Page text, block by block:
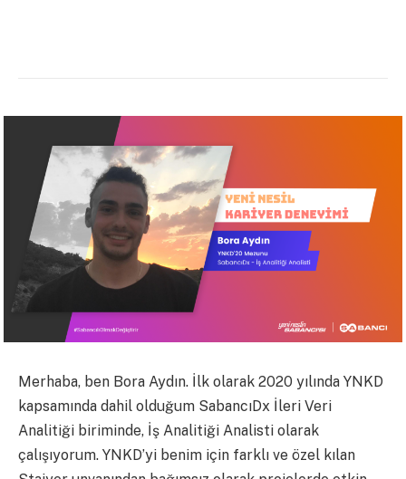
Merhaba, ben Bora Aydın. İlk olarak 2020 yılında YNKD
kapsamında dahil olduğum SabancıDx İleri Veri
Analitiği biriminde, İş Analitiği Analisti olarak
çalışıyorum. YNKD’yi benim için farklı ve özel kılan